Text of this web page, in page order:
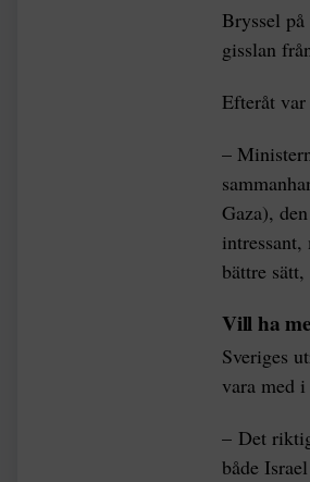
Bryssel
gisslan
Efteråt
–
Gaza),
bättre
Vill ha
Sveriges
vara med
– Det
både